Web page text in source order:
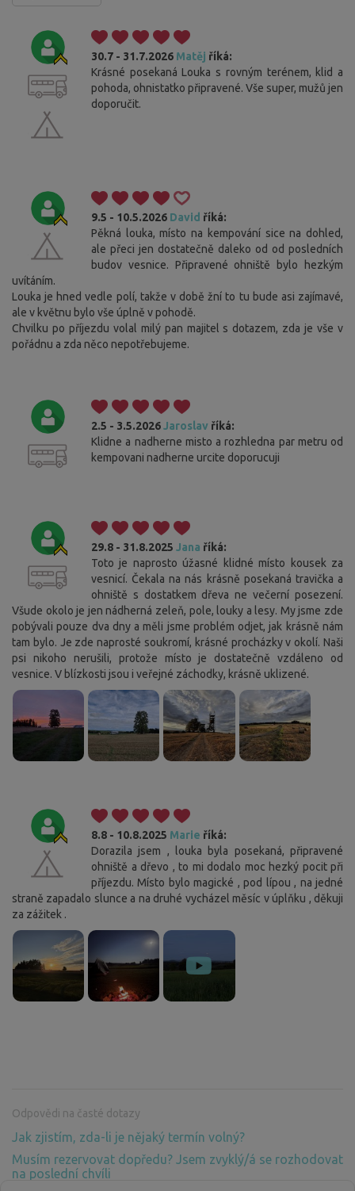
30.7 - 31.7.2026 Matěj říká:
Krásné posekaná Louka s rovným terénem, klid a
pohoda, ohnistatko připravené. Vše super, mužů jen
doporučit.
9.5 - 10.5.2026 David říká:
Pěkná louka, místo na kempování sice na dohled,
ale přeci jen dostatečně daleko od od posledních
budov vesnice. Připravené ohniště bylo hezkým
uvítáním.
Louka je hned vedle polí, takže v době žní to tu bude asi zajímavé,
ale v květnu bylo vše úplně v pohodě.
Chvilku po příjezdu volal milý pan majitel s dotazem, zda je vše v
pořádnu a zda něco nepotřebujeme.
2.5 - 3.5.2026Jaroslav říká:
Klidne a nadherne misto a rozhledna par metru od
kempovani nadherne urcite doporucuji
29.8 - 31.8.2025 Jana říká:
Toto je naprosto úžasné klidné místo kousek za
vesnicí. Čekala na nás krásně posekaná travička a
ohniště s dostatkem dřeva ne večerní posezení.
Všude okolo je jen nádherná zeleň, pole, louky a lesy. My jsme zde
pobývali pouze dva dny a měli jsme problém odjet, jak krásně nám
tam bylo. Je zde naprosté soukromí, krásné procházky v okolí. Naši
psi nikoho nerušili, protože místo je dostatečně vzdáleno od
vesnice. V blízkosti jsou i veřejné záchodky, krásně uklizené.
8.8 - 10.8.2025 Marie říká:
Dorazila jsem , louka byla posekaná, připravené
ohniště a dřevo , to mi dodalo moc hezký pocit při
příjezdu. Místo bylo magické , pod lípou , na jedné
straně zapadalo slunce a na druhé vycházel měsíc v úplňku , děkuji
za zážitek .
Odpovědi na časté dotazy
Jak zjistím, zda-li je nějaký termín volný?
Musím rezervovat dopředu? Jsem zvyklý/á se rozhodovat
na poslední chvíli